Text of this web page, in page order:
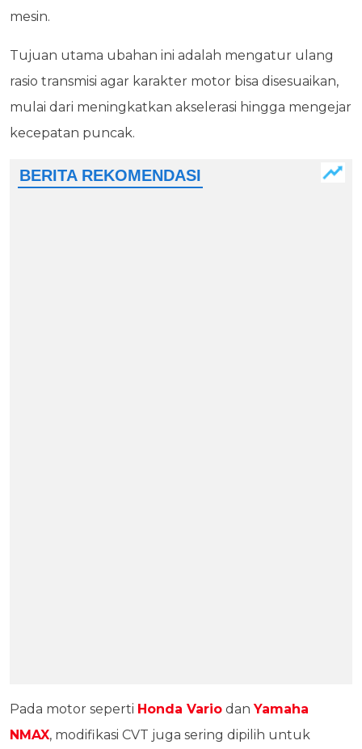
mesin.
Tujuan utama ubahan ini adalah mengatur ulang
rasio transmisi agar karakter motor bisa disesuaikan,
mulai dari meningkatkan akselerasi hingga mengejar
kecepatan puncak.
Pada motor seperti Honda Vario danYamaha
NMAX, modifikasi CVT juga sering dipilih untuk